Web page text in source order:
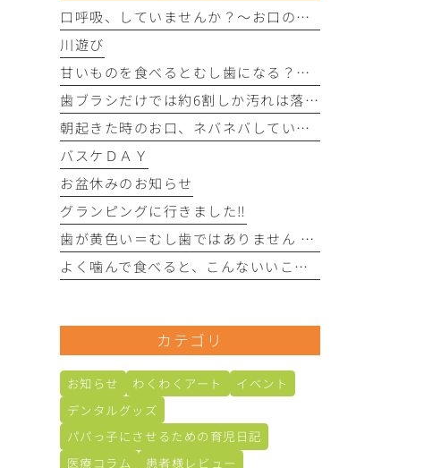
口呼吸、していませんか？〜お口の健康にさまざまな影響を与えることがあります〜
川遊び
甘いものを食べるとむし歯になる？〜実は「食べる回数」がポイントです〜
歯ブラシだけでは約6割しか汚れは落とせません〜フロスや歯間ブラシが大切な理由〜
朝起きた時のお口、ネバネバしていませんか？ 〜実は細菌が増えているサインかもしれません〜
バスケＤＡＹ
お盆休みのお知らせ
グランピングに行きました‼︎
歯が黄色い＝むし歯ではありません 〜歯の色にはさまざまな原因があります〜
よく噛んで食べると、こんないいことがあります！
カテゴリ
お知らせ わくわくアート
イベント
デンタルグッズ
パパっ子にさせるための育児日記
医療コラム
患者様レビュー